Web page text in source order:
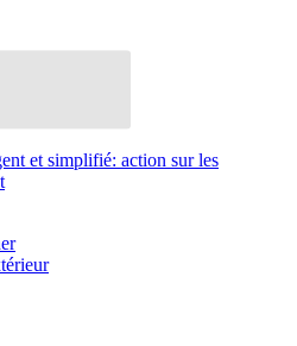
et simplifié: action sur les